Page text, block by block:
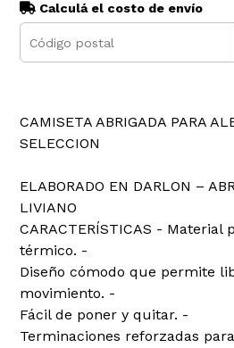
Calculá el costo de envío
CAMISETA ABRIGADA PARA
SELECCION
ELABORADO EN DARLON –
LIVIANO
CARACTERÍSTICAS - Material
térmico. -
Diseño cómodo que permite
movimiento. -
Fácil de poner y quitar. -
Terminaciones reforzadas